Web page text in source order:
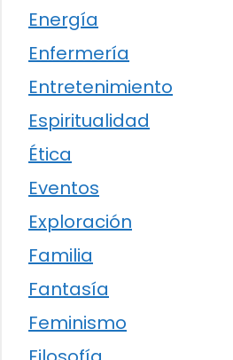
Energía
Enfermería
Entretenimiento
Espiritualidad
Ética
Eventos
Exploración
Familia
Fantasía
Feminismo